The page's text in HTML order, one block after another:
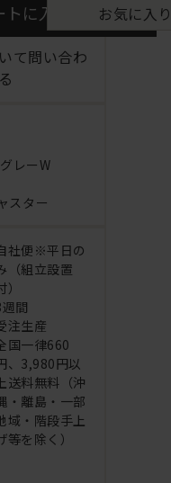
に入れる お気に入
て問い合わ
レーW
スター
社便※平日の
（組立設置
）
間
注生産
国一律660
、3,980円以
送料無料（沖
・離島・一部
域・階段手上
等を除く）